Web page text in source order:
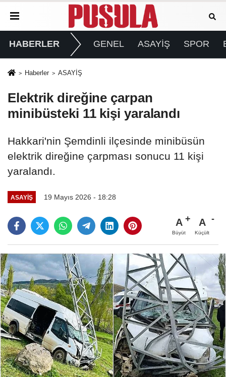
HABERLER GENEL ASAYİŞ SPOR
Haberler ASAYİŞ
Elektrik direğine çarpan
minibüsteki 11 kişi yaralandı
Hakkari'nin Şemdinli ilçesinde minibüsün
elektrik direğine çarpması sonucu 11 kişi
yaralandı.
ASAYİŞ 19 Mayıs 2026 - 18:28
A
Büyüt
A
Küçült